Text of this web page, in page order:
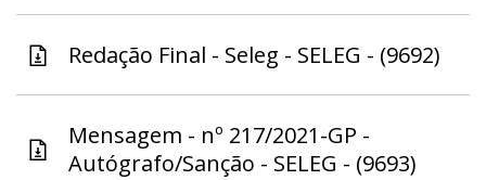
Redação Final - Seleg - SELEG - (9692)
Mensagem - nº 217/2021-GP -
Autógrafo/Sanção - SELEG - (9693)